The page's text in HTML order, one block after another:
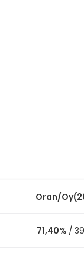
Oran/Oy
71,40% /